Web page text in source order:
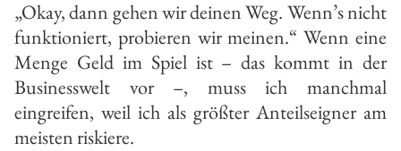
„Okay, dann gehen wir deinen Weg. Wenn’s nicht
funktioniert, probieren wir meinen.“ Wenn eine
Menge Geld im Spiel ist – das kommt in der
Businesswelt vor –, muss ich manchmal
eingreifen, weil ich als größter Anteilseigner am
meisten riskiere.